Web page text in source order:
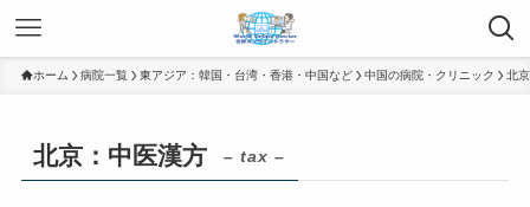
ホーム 病院一覧 東アジア：韓国・台湾・香港・中国など 中国の病院・クリニック 北
北京：中医漢方 – tax –